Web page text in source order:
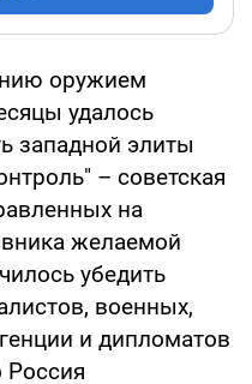
оружием
удалось
западной элиты
– советская
на
желаемой
убедить
военных,
и дипломатов
Россия